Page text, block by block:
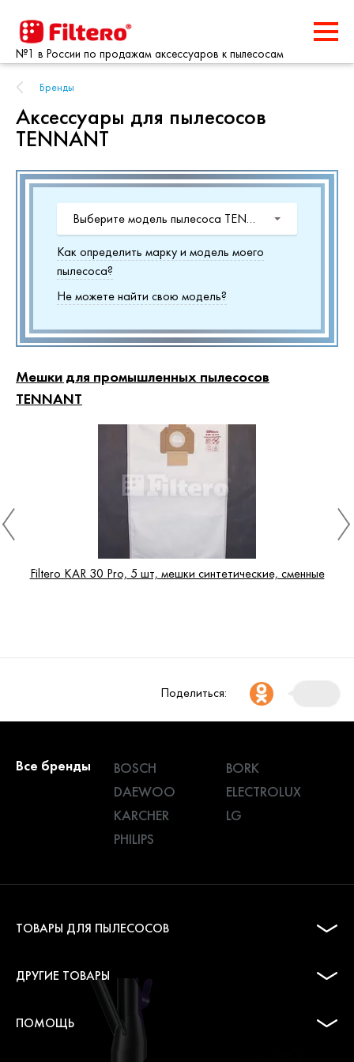
№1 в России по продажам аксессуаров к пылесосам
Бренды
Аксессуары для пылесосов
TENNANT
Выберите модель пылесоса TENNANT
Как определить марку и модель моего
пылесоса?
Не можете найти свою модель?
Мешки для промышленных пылесосов
TENNANT
Filtero KAR 30 Pro, 5 шт, мешки синтетические, сменные
Поделиться:
Все бренды BOSCH
BORK
DAEWOO
ELECTROLUX
KARCHER
LG
PHILIPS
ТОВАРЫ ДЛЯ ПЫЛЕСОСОВ
ДРУГИЕ ТОВАРЫ
ПОМОЩЬ